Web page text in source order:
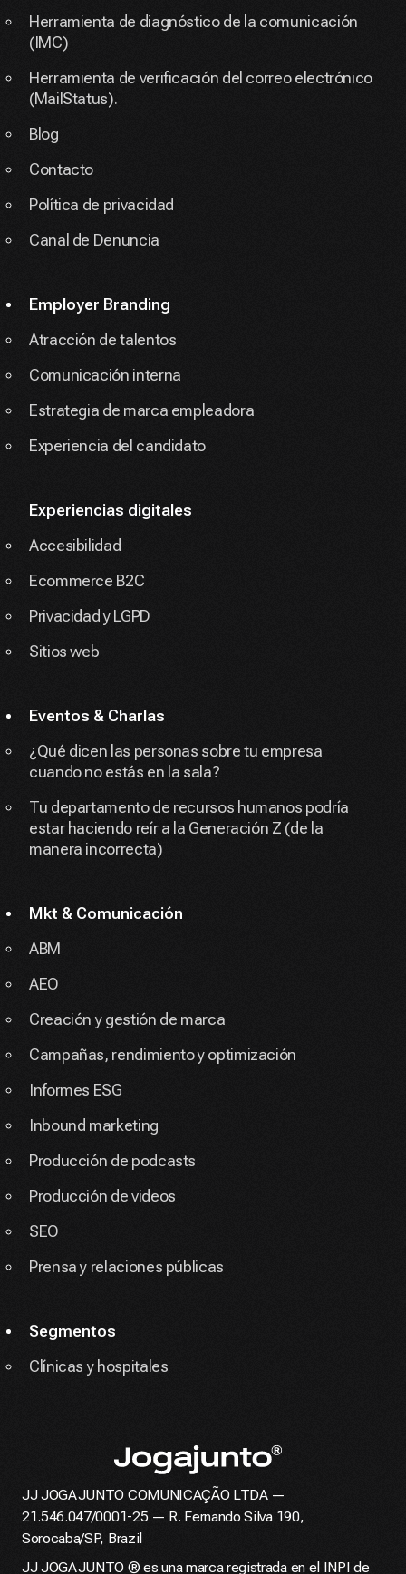
Herramienta de diagnóstico de la comunicación
(IMC)
Herramienta de verificación del correo electrónico
(MailStatus).
Blog
Contacto
Política de privacidad
Canal de Denuncia
Employer Branding
Atracción de talentos
Comunicación interna
Estrategia de marca empleadora
Experiencia del candidato
Experiencias digitales
Accesibilidad
Ecommerce B2C
Privacidad y LGPD
Sitios web
Eventos & Charlas
¿Qué dicen las personas sobre tu empresa
cuando no estás en la sala?
Tu departamento de recursos humanos podría
estar haciendo reír a la Generación Z (de la
manera incorrecta)
Mkt & Comunicación
ABM
AEO
Creación y gestión de marca
Campañas, rendimiento y optimización
Informes ESG
Inbound marketing
Producción de podcasts
Producción de videos
SEO
Prensa y relaciones públicas
Segmentos
Clínicas y hospitales
Página de inicio
JJ JOGAJUNTO COMUNICAÇÃO LTDA —
21.546.047/0001-25 — R. Fernando Silva 190,
Sorocaba/SP, Brazil
JJ JOGAJUNTO ® es una marca registrada en el INPI de